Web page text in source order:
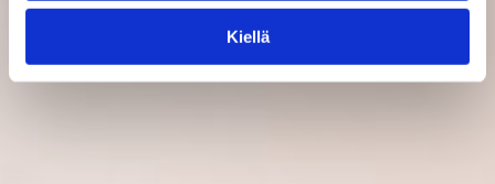
Kiellä